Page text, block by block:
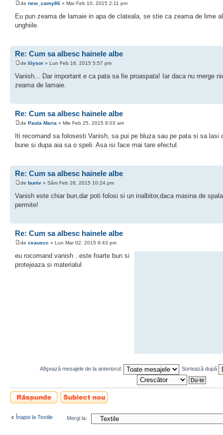
de new_camy86 » Mar Feb 10, 2015 2:11 pm
Eu pun zeama de lamaie in apa de clateala, se stie ca zeama de lime
unghiile.
Re: Cum sa albesc hainele albe
de lilysor » Lun Feb 16, 2015 5:57 pm
Vanish... Dar important e ca pata sa fie proaspata! Iar daca nu merge
zeama de lamaie.
Re: Cum sa albesc hainele albe
de Paula Maria » Mie Feb 25, 2015 8:03 am
Iti recomand sa folosesti Vanish, sa pui pe bluza sau pe pata si sa lasi
bune si dupa aia sa o speli. Asa isi face mai tare efectul.
Re: Cum sa albesc hainele albe
de buniv » Sâm Feb 28, 2015 10:24 pm
Vanish este chiar bun,dar poti folosi si un inalbitor,daca masina de
permite!
Re: Cum sa albesc hainele albe
de ceauscc » Lun Mar 02, 2015 9:43 pm
eu rocomand vanish ..este foarte bun si
protejeaza si materialul
Afişează mesajele de la anteriorul: Sortează după
Scrie un răspuns
Scrie un subiect
nou
Înapoi la Textile Mergi la: